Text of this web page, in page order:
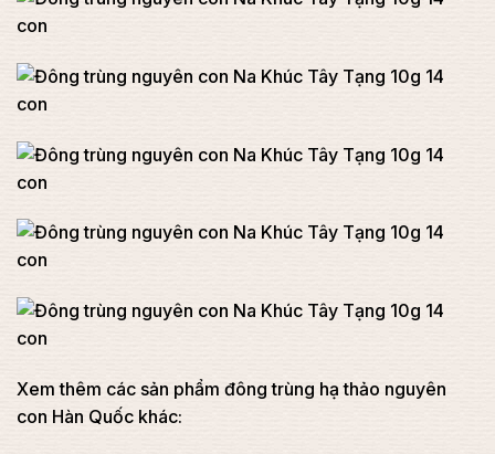
Xem thêm các sản phẩm đông trùng hạ thảo nguyên
con Hàn Quốc khác: